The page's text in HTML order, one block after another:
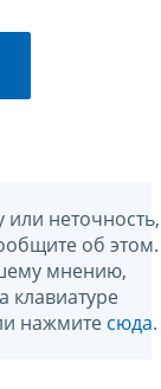
или неточность,
об этом.
мнению,
клавиатуре
нажмите сюда.